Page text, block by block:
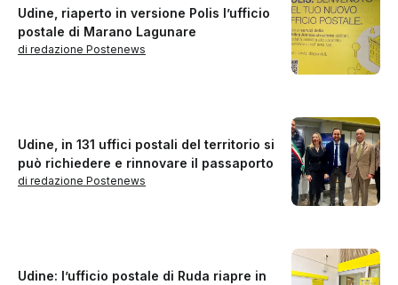
Udine, riaperto in versione Polis l’ufficio
postale di Marano Lagunare
di redazione Postenews
Udine, in 131 uffici postali del territorio si
può richiedere e rinnovare il passaporto
di redazione Postenews
Udine: l’ufficio postale di Ruda riapre in